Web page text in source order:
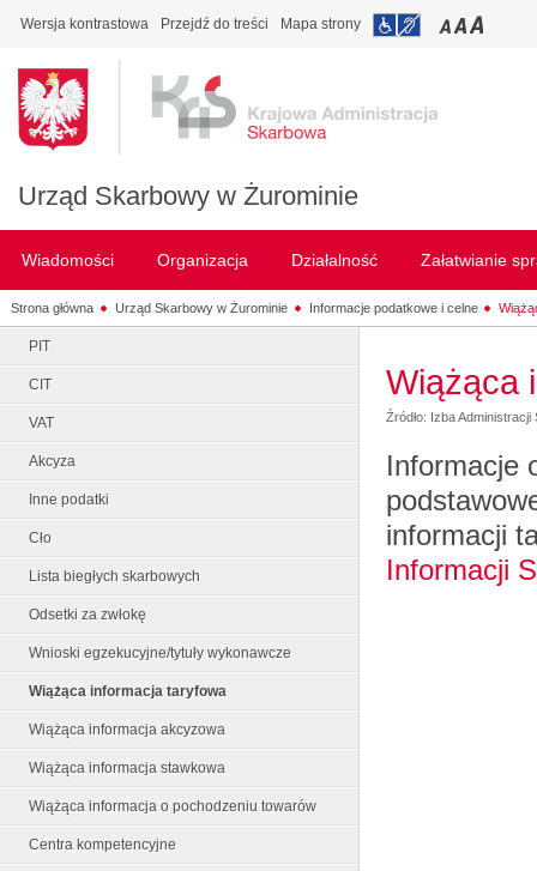
Wersja kontrastowa Przejdź do treści Mapa strony
Urząd Skarbowy w Żurominie
Wiadomości Organizacja Działalność Załatwianie
Strona główna Urząd Skarbowy w Żurominie Informacje podatkowe i celne
PIT
CIT
VAT
Akcyza
Inne podatki
Cło
Lista biegłych skarbowych
Odsetki za zwłokę
Wnioski egzekucyjne/tytuły wykonawcze
Wiążąca informacja taryfowa
Wiążąca informacja akcyzowa
Wiążąca informacja stawkowa
Wiążąca informacja o pochodzeniu towarów
Centra kompetencyjne
Wiążąca
Źródło: Izba
Informacje
informacji
Informacji